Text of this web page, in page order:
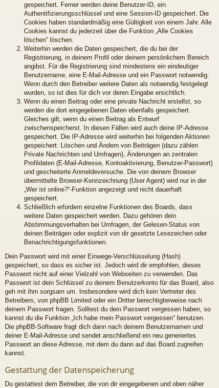
gespeichert. Ferner werden deine Benutzer-ID, ein
Authentifizierungsschlüssel und eine Session-ID gespeichert. Die
Cookies haben standardmäßig eine Gültigkeit von einem Jahr. Alle
Cookies kannst du jederzeit über die Funktion „Alle Cookies
löschen“ löschen.
Weiterhin werden die Daten gespeichert, die du bei der
Registrierung, in deinem Profil oder deinem persönlichem Bereich
angibst. Für die Registrierung sind mindestens ein eindeutiger
Benutzername, eine E-Mail-Adresse und ein Passwort notwendig.
Wenn durch den Betreiber weitere Daten als notwendig festgelegt
wurden, so ist dies für dich vor deren Eingabe ersichtlich.
Wenn du einen Beitrag oder eine private Nachricht erstellst, so
werden die dort eingegebenen Daten ebenfalls gespeichert.
Gleiches gilt, wenn du einen Beitrag als Entwurf
zwischenspeicherst. In diesen Fällen wird auch deine IP-Adresse
gespeichert. Die IP-Adresse wird weiterhin bei folgenden Aktionen
gespeichert: Löschen und Ändern von Beiträgen (dazu zählen
Private Nachrichten und Umfragen), Änderungen an zentralen
Profildaten (E-Mail-Adresse, Kontoaktivierung, Benutzer-Passwort)
und gescheiterte Anmeldeversuche. Die von deinem Browser
übermittelte Browser-Kennzeichnung (User Agent) wird nur in der
„Wer ist online?“-Funktion angezeigt und nicht dauerhaft
gespeichert.
Schließlich erfordern einzelne Funktionen des Boards, dass
weitere Daten gespeichert werden. Dazu gehören dein
Abstimmungsverhalten bei Umfragen, der Gelesen-Status von
deinen Beiträgen oder explizit von dir gesetzte Lesezeichen oder
Benachrichtigungsfunktionen.
Dein Passwort wird mit einer Einwege-Verschlüsselung (Hash)
gespeichert, so dass es sicher ist. Jedoch wird dir empfohlen, dieses
Passwort nicht auf einer Vielzahl von Webseiten zu verwenden. Das
Passwort ist dein Schlüssel zu deinem Benutzerkonto für das Board, also
geh mit ihm sorgsam um. Insbesondere wird dich kein Vertreter des
Betreibers, von phpBB Limited oder ein Dritter berechtigterweise nach
deinem Passwort fragen. Solltest du dein Passwort vergessen haben, so
kannst du die Funktion „Ich habe mein Passwort vergessen“ benutzen.
Die phpBB-Software fragt dich dann nach deinem Benutzernamen und
deiner E-Mail-Adresse und sendet anschließend ein neu generiertes
Passwort an diese Adresse, mit dem du dann auf das Board zugreifen
kannst.
Gestattung der Datenspeicherung
Du gestattest dem Betreiber, die von dir eingegebenen und oben näher